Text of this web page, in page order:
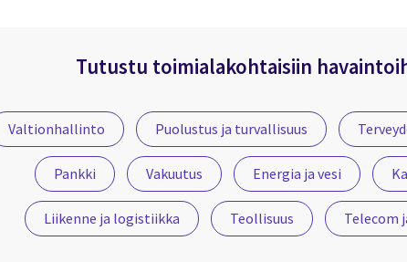
Tutustu toimialakohtaisiin
Valtionhallinto Puolustus ja turvallisuus
Pankki Vakuutus Energia ja vesi
Liikenne ja logistiikka Teollisuus Telecom